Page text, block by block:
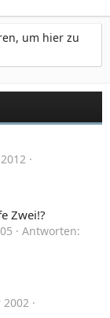
um hier zu
Zwei!?
Antworten:
2002